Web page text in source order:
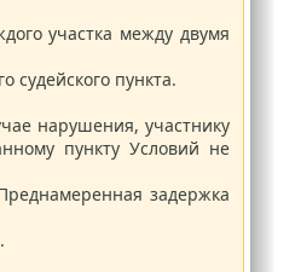
участка между двумя
пункта.
нарушения, участнику
пункту Условий не
задержка